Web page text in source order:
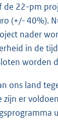
de 22-pm
(+/- 40%).
nader
in de
worden
ons land
er